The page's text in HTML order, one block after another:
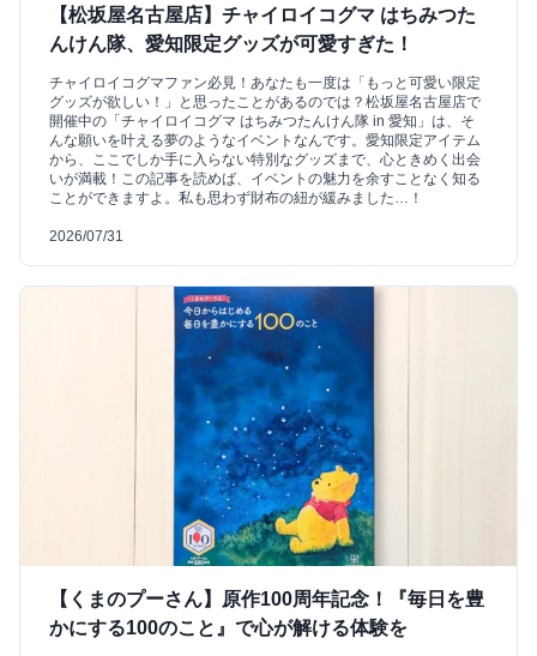
【松坂屋名古屋店】チャイロイコグマ はちみつた
んけん隊、愛知限定グッズが可愛すぎた！
チャイロイコグマファン必見！あなたも一度は「もっと可愛い限定
グッズが欲しい！」と思ったことがあるのでは？松坂屋名古屋店で
開催中の「チャイロイコグマ はちみつたんけん隊 in 愛知」は、そ
んな願いを叶える夢のようなイベントなんです。愛知限定アイテム
から、ここでしか手に入らない特別なグッズまで、心ときめく出会
いが満載！この記事を読めば、イベントの魅力を余すことなく知る
ことができますよ。私も思わず財布の紐が緩みました…！
2026/07/31
【くまのプーさん】原作100周年記念！『毎日を豊
かにする100のこと』で心が解ける体験を